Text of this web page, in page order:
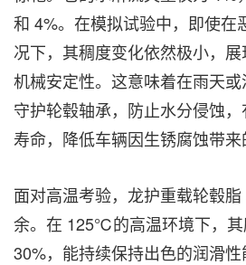
和 4%。在模拟试验中，即使在
况下，其稠度变化依然极小，
机械安定性。这意味着在雨天
守护轮毂轴承，防止水分侵蚀
寿命，降低车辆因生锈腐蚀带来
面对高温考验，龙护重载轮毂
余。在 125℃的高温环境下，
30%，能持续保持出色的润滑